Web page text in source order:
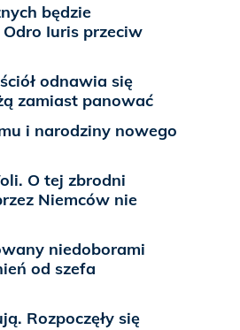
będzie
Iuris przeciw
odnawia się
zamiast panować
i narodziny nowego
O tej zbrodni
Niemców nie
niedoborami
od szefa
Rozpoczęły się